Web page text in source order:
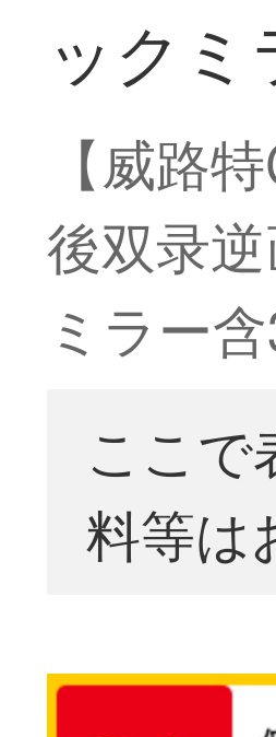
ック
【威路
後双录
ミラー
ここで
料等は